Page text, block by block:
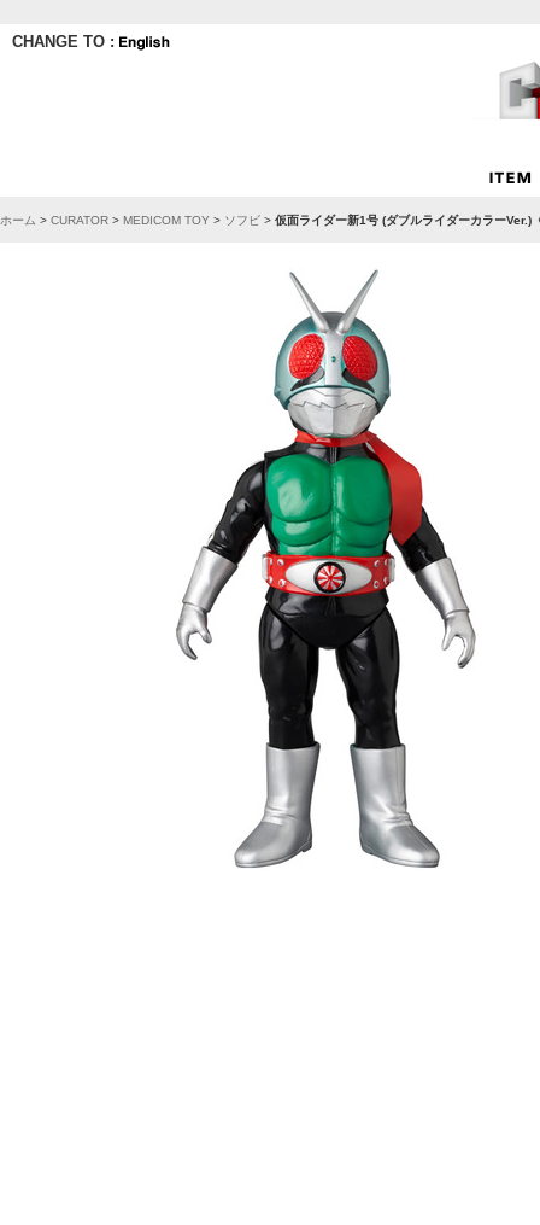
CHANGE TO :
ホーム > CURATOR > MEDICOM TOY > ソフビ > 仮面ライダー新1号 (ダブルライダーカラー